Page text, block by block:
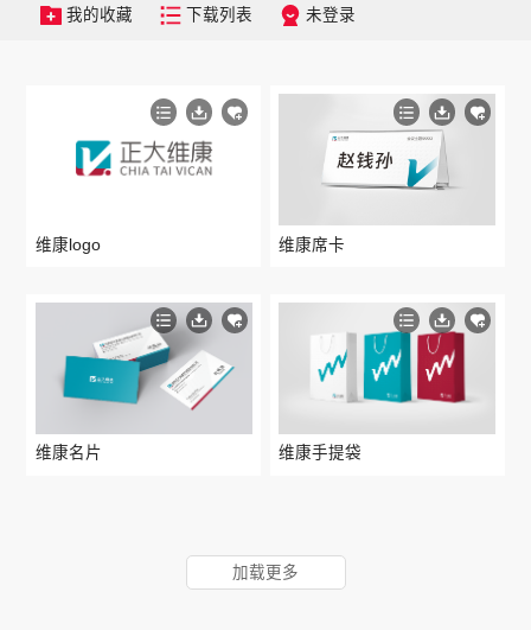
我的收藏 下载列表 未登录
维康logo
维康名片
维康席卡
维康手提袋
加载更多